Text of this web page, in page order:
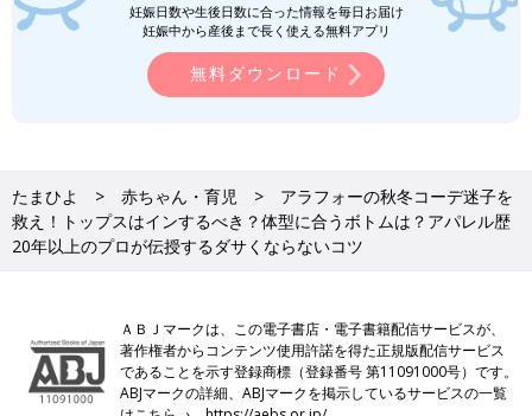
妊娠日数や生後日数に合った情報を毎日お届け
妊娠中から産後まで長く使える無料アプリ
無料ダウンロード
たまひよ 赤ちゃん・育児
アラフォーの秋冬コーデ迷子を
救え！トップスはインするべき？体型に合うボトムは？アパレル歴
20年以上のプロが伝授するダサくならないコツ
ＡＢＪマークは、この電子書店・電子書籍配信サービスが、
著作権者からコンテンツ使用許諾を得た正規版配信サービス
であることを示す登録商標（登録番号 第11091000号）です。
ABJマークの詳細、ABJマークを掲示しているサービスの一覧